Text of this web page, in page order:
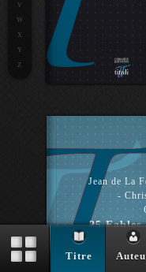
Jean de La
-
25 Fables
Poésie éd.
V
W
X
Y
Z
Titre